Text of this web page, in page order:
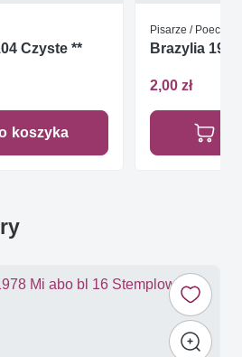
Czyste **
koszyka
Pisarze / Poeci
Brazylia
2,00 zł